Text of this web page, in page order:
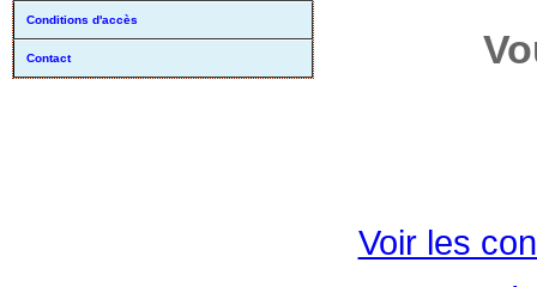
Conditions d'accès
Contact
Voir les